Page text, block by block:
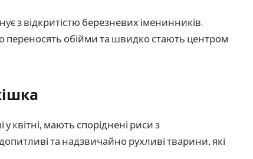
з відкритістю березневих іменинників.
переносять обійми та швидко стають центром
квітні, мають споріднені риси з
та надзвичайно рухливі тварини, які